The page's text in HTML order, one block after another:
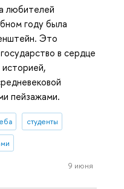
любителей
году была
Это
в сердце
пейзажами.
студенты
9 июня